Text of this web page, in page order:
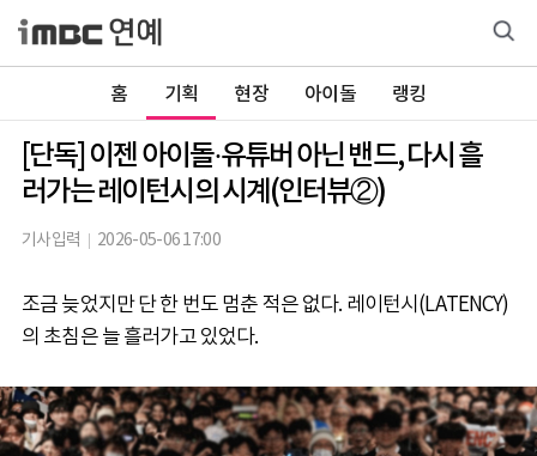
홈 기획 현장 아이돌 랭킹
[단독] 이젠 아이돌·유튜버 아닌 밴드, 다시 흘
러가는 레이턴시의 시계(인터뷰②)
기사입력 2026-05-06 17:00
조금 늦었지만 단 한 번도 멈춘 적은 없다. 레이턴시(LATENCY)
의 초침은 늘 흘러가고 있었다.